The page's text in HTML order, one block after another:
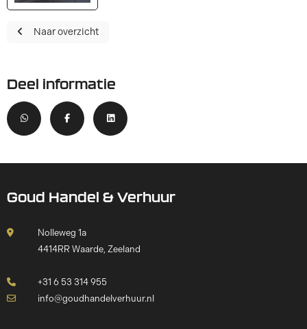
Naar overzicht
Deel informatie
Goud Handel & Verhuur
Nolleweg 1a
4414RR Waarde, Zeeland
+31 6 53 314 955
info@goudhandelverhuur.nl